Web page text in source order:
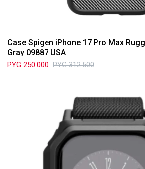
Case Spigen iPhone 17 Pro Max
Gray 09887 USA
PYG 250.000 PYG 312.500